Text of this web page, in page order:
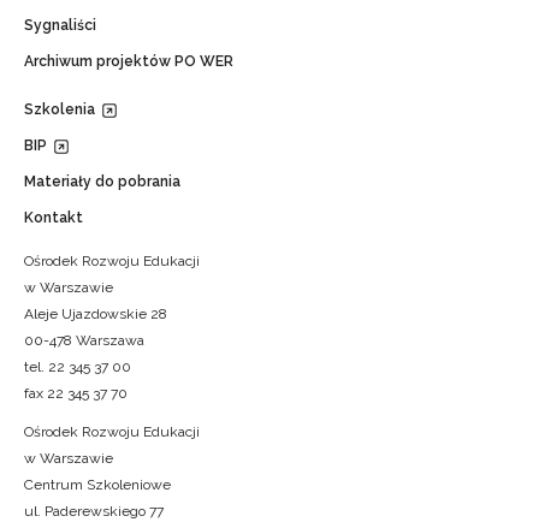
Sygnaliści
Archiwum projektów PO WER
Szkolenia
BIP
Materiały do pobrania
Kontakt
Ośrodek Rozwoju Edukacji
w Warszawie
Aleje Ujazdowskie 28
00-478 Warszawa
tel. 22 345 37 00
fax 22 345 37 70
Ośrodek Rozwoju Edukacji
w Warszawie
Centrum Szkoleniowe
ul. Paderewskiego 77